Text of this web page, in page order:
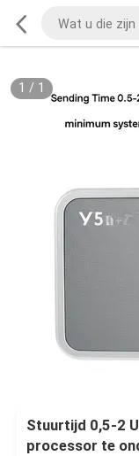
1 / 1
Stuurtijd 0,5-2
processor te